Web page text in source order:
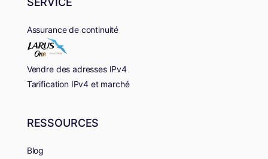
Assurance de continuité
Vendre des adresses IPv4
Tarification IPv4 et marché
RESSOURCES
Blog